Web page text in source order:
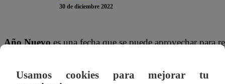
30 de diciembre 2022
Año Nuevoes una fecha que se puede aprovechar para
atrás.Usamos cookies para mejorar tu